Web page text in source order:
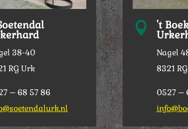
38-40
RG Urk
– 68 57 86
 't
Nagel
8321
0527 –